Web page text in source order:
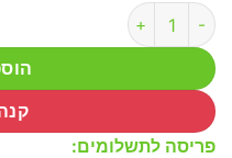
כמות של Intel Core i7 14700KF / 1700 Tray
פריסה לתשלומים: